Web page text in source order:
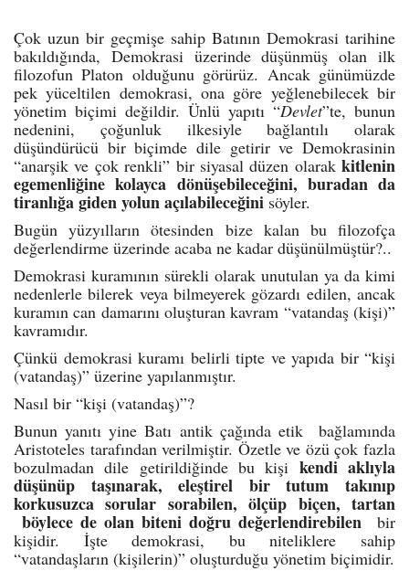
Çok uzun bir geçmişe sahip Batının Demokrasi tarihine
bakıldığında, Demokrasi üzerinde düşünmüş olan ilk
filozofun Platon olduğunu görürüz. Ancak günümüzde
pek yüceltilen demokrasi, ona göre yeğlenebilecek bir
yönetim biçimi değildir. Ünlü yapıtı “Devlet”te, bunun
nedenini, çoğunluk ilkesiyle bağlantılı olarak
düşündürücü bir biçimde dile getirir ve Demokrasinin
“anarşik ve çok renkli” bir siyasal düzen olarak kitlenin
egemenliğine kolayca dönüşebileceğini, buradan da
tiranlığa giden yolun açılabileceğini söyler.
Bugün yüzyılların ötesinden bize kalan bu filozofça
değerlendirme üzerinde acaba ne kadar düşünülmüştür?..
Demokrasi kuramının sürekli olarak unutulan ya da kimi
nedenlerle bilerek veya bilmeyerek gözardı edilen, ancak
kuramın can damarını oluşturan kavram “vatandaş (kişi)”
kavramıdır.
Çünkü demokrasi kuramı belirli tipte ve yapıda bir “kişi
(vatandaş)” üzerine yapılanmıştır.
Nasıl bir “kişi (vatandaş)”?
Bunun yanıtı yine Batı antik çağında etik bağlamında
Aristoteles tarafından verilmiştir. Özetle ve özü çok fazla
bozulmadan dile getirildiğinde bu kişi kendi aklıyla
düşünüp taşınarak, eleştirel bir tutum takınıp
korkusuzca sorular sorabilen, ölçüp biçen, tartan
böylece de olan biteni doğru değerlendirebilen
bir
kişidir. İşte demokrasi, bu niteliklere sahip
“vatandaşların (kişilerin)” oluşturduğu yönetim biçimidir.